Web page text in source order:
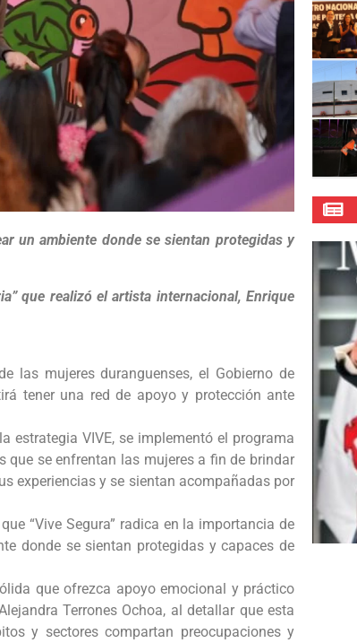
un ambiente donde se sientan protegidas y
que realizó el artista internacional, Enrique
las mujeres duranguenses, el Gobierno de
tener una red de apoyo y protección ante
estrategia VIVE, se implementó el programa
que se enfrentan las mujeres a fin de brindar
experiencias y se sientan acompañadas por
“Vive Segura” radica en la importancia de
donde se sientan protegidas y capaces de
que ofrezca apoyo emocional y práctico
Terrones Ochoa, al detallar que esta
y sectores compartan preocupaciones y